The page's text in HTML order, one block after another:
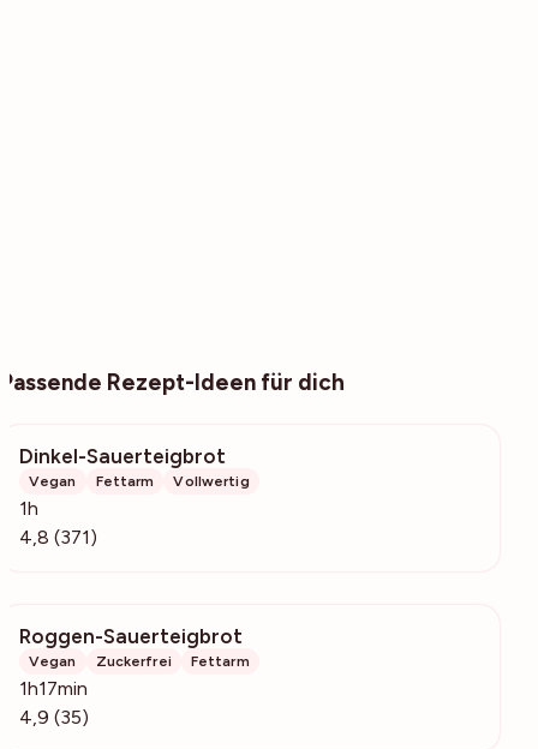
Passende Rezept-Ideen für dich
Dinkel-Sauerteigbrot
Vegan Fettarm Vollwertig
1h
4,8 (371)
Roggen-Sauerteigbrot
Vegan Zuckerfrei Fettarm
1h17min
4,9 (35)